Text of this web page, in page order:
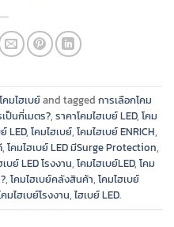
โคมไฮเบย์and tagged การเลือกโคม
ป็นกี่เมตร?, ราคาโคมไฮเบย์ LED, โคม
LED, โคมไฮเบย์, โคมไฮเบย์ ENRICH,
, โคมไฮเบย์ LED มีSurge Protection,
เบย์ LED โรงงาน, โคมไฮเบย์LED, โคม
, โคมไฮเบย์คลังสินค้า, โคมไฮเบย์
คมไฮเบย์โรงงาน,ไฮเบย์ LED.